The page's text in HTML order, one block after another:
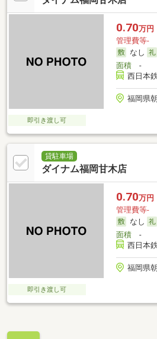
0.70万円
管理費等-
なし
面積-
西日本
福岡県
即引き渡し可
貸駐車場
ダイナム福岡甘木店
0.70万円
管理費等-
なし
面積-
西日本
福岡県
即引き渡し可